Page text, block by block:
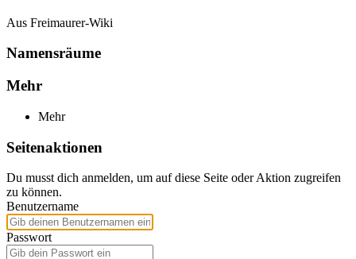
Aus Freimaurer-Wiki
Namensräume
Mehr
Mehr
Seitenaktionen
Du musst dich anmelden, um auf diese Seite oder Aktion zugreifen
zu können.
Benutzername
Passwort